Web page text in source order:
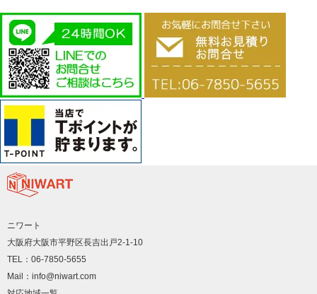
ニワート
大阪府大阪市平野区長吉出戸2-1-10
TEL：06-7850-5655
Mail：info@niwart.com